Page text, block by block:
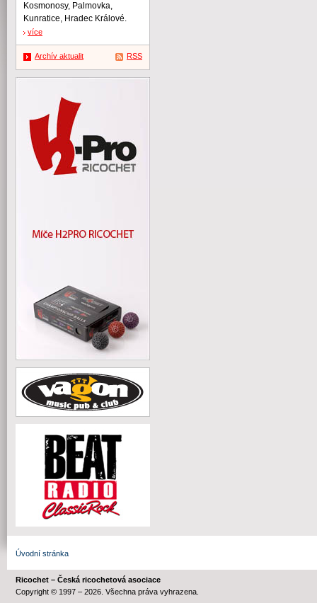
Kosmonosy, Palmovka,
Kunratice, Hradec Králové.
více
Archív aktualit RSS
Úvodní stránka
Ricochet – Česká ricochetová asociace
Copyright © 1997 – 2026. Všechna práva vyhrazena.